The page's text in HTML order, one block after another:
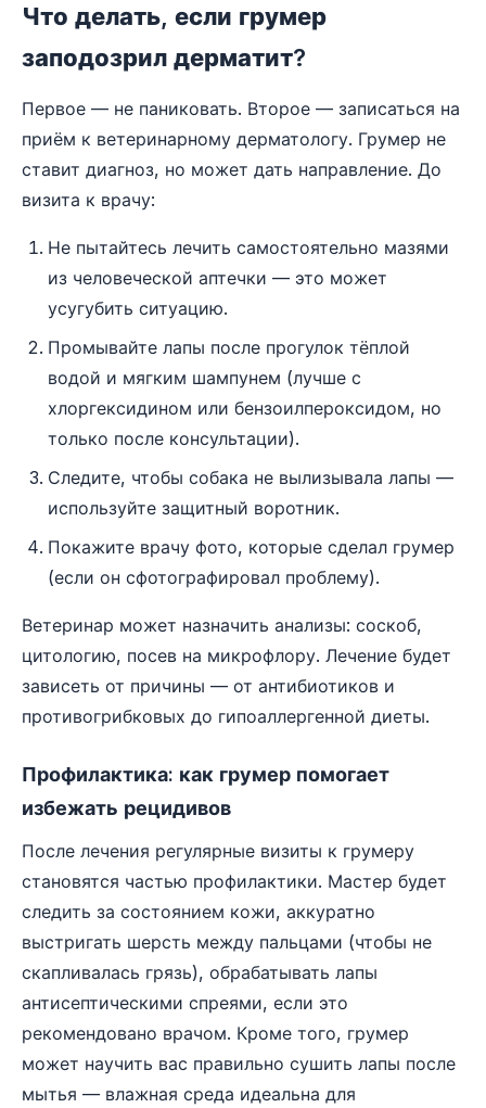
Что делать, если грумер
заподозрил дерматит?
Первое — не паниковать. Второе — записаться на
приём к ветеринарному дерматологу. Грумер не
ставит диагноз, но может дать направление. До
визита к врачу:
Не пытайтесь лечить самостоятельно мазями
из человеческой аптечки — это может
усугубить ситуацию.
Промывайте лапы после прогулок тёплой
водой и мягким шампунем (лучше с
хлоргексидином или бензоилпероксидом, но
только после консультации).
Следите, чтобы собака не вылизывала лапы —
используйте защитный воротник.
Покажите врачу фото, которые сделал грумер
(если он сфотографировал проблему).
Ветеринар может назначить анализы: соскоб,
цитологию, посев на микрофлору. Лечение будет
зависеть от причины — от антибиотиков и
противогрибковых до гипоаллергенной диеты.
Профилактика: как грумер помогает
избежать рецидивов
После лечения регулярные визиты к грумеру
становятся частью профилактики. Мастер будет
следить за состоянием кожи, аккуратно
выстригать шерсть между пальцами (чтобы не
скапливалась грязь), обрабатывать лапы
антисептическими спреями, если это
рекомендовано врачом. Кроме того, грумер
может научить вас правильно сушить лапы после
мытья — влажная среда идеальна для